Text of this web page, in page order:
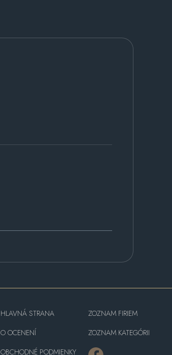
HLAVNÁ STRANA
O OCENENÍ
OBCHODNÉ PODMIENKY
ZOZNAM FIRIEM
ZOZNAM KATEGÓRII